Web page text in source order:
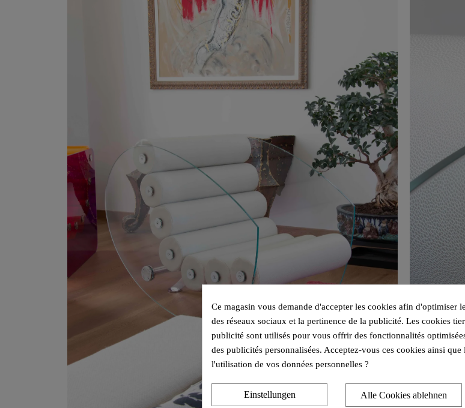
Ce magasin vous demande d'accepter les cookies afin d'optimiser
des réseaux sociaux et la pertinence de la publicité. Les cookies
publicité sont utilisés pour vous offrir des fonctionnalités
des publicités personnalisées. Acceptez-vous ces cookies ainsi que
l'utilisation de vos données personnelles ?
Alle Cookies ablehnen
Einstellungen